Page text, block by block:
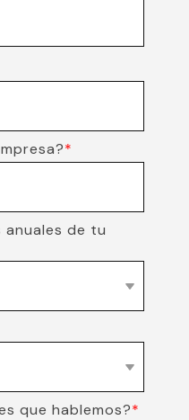
*
anuales de tu
que hablemos?*